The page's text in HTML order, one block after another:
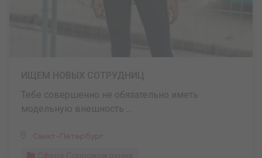
Тебе совершенно не обязательно иметь
модельную внешность ...
Санкт-Петербург
Сфера Сопровождения